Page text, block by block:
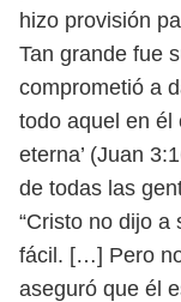
hizo provisión
Tan grande fue
comprometió a
todo aquel en él
eterna’ (Juan
de todas las
“Cristo no dijo
fácil. […] Pero
aseguró que él